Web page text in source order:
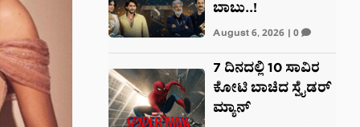
ಬಾಬು..!
August 6, 2026| 0
7 ದಿನದಲ್ಲಿ 10 ಸಾವಿರ
ಕೋಟಿ ಬಾಚಿದ ಸ್ಪೈಡರ್
ಮ್ಯಾನ್